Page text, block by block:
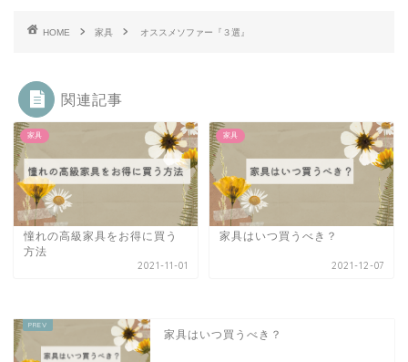
HOME 家具 オススメソファー『３選』
関連記事
家具
憧れの高級家具をお得に買う
方法
2021-11-01
家具
家具はいつ買うべき？
2021-12-07
家具はいつ買うべき？